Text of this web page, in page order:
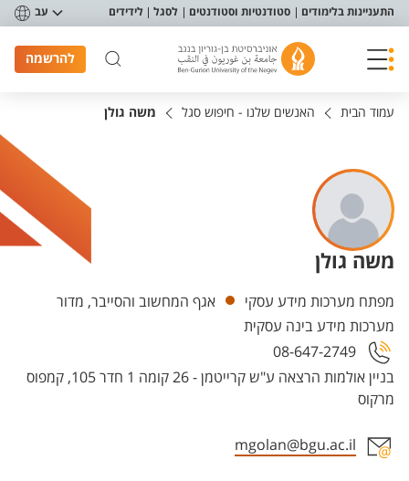
תפריט נגישות
התעניינות בלימודים סטודנטיות וסטודנטים לסגל לידידים עב
להרשמה
עמוד הבית האנשים שלנו - חיפוש סגל משה גולן
משה גולן
יחידות
מפתח מערכות מידע עסקי
אגף המחשוב והסייבר, מדור
מערכות מידע בינה עסקית
בניין אולמות הרצאה ע"ש קרייטמן - 26 קומה 1 חדר 105, קמפוס
מרקוס
08-647-2749
mgolan@bgu.ac.il